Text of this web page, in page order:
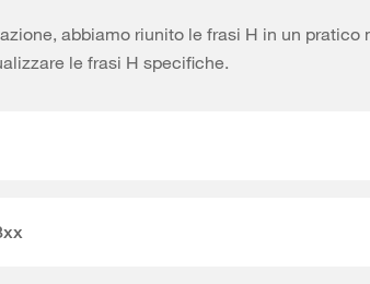
abbiamo riunito le frasi H in un pratico
le frasi H specifiche.